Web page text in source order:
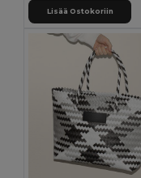
Lisää Ostokoriin